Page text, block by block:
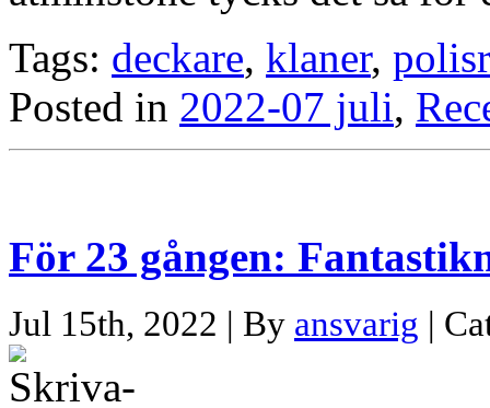
Tags: deckare, klaner,
Posted in 2022-07 juli,
För 23 gången:
Jul 15th, 2022 | By ansvarig |